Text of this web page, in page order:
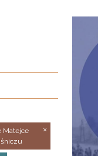
Matejce